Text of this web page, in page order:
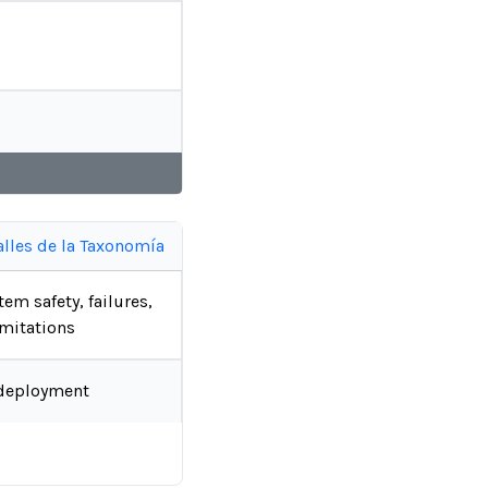
de la Taxonomía
safety, failures,